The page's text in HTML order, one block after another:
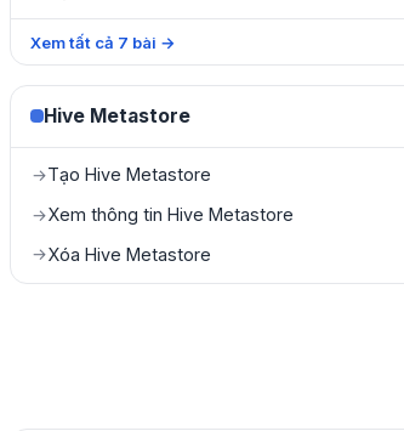
Xem tất cả 7 bài →
Hive Metastore
→Tạo Hive Metastore
→Xem thông tin Hive Metastore
→Xóa Hive Metastore